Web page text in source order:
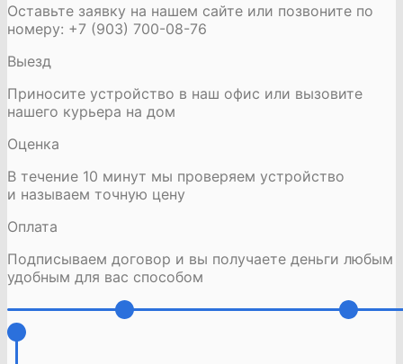
Оставьте заявку на нашем сайте или позвоните по
номеру: +7 (903) 700-08-76
Выезд
Приносите устройство в наш офис или вызовите
нашего курьера на дом
Оценка
В течение 10 минут мы проверяем устройство
и называем точную цену
Оплата
Подписываем договор и вы получаете деньги любым
удобным для вас способом